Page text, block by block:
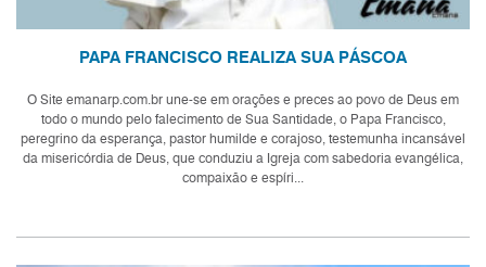
PAPA FRANCISCO REALIZA SUA PÁSCOA
O Site emanarp.com.br une-se em orações e preces ao povo de Deus em
todo o mundo pelo falecimento de Sua Santidade, o Papa Francisco,
peregrino da esperança, pastor humilde e corajoso, testemunha incansável
da misericórdia de Deus, que conduziu a Igreja com sabedoria evangélica,
compaixão e espíri...